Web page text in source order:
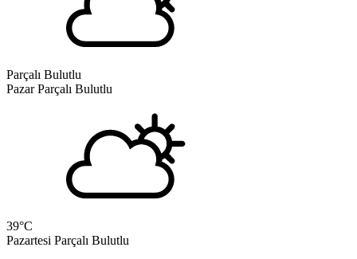
Parçalı Bulutlu
Pazar Parçalı Bulutlu
39°C
Pazartesi Parçalı Bulutlu